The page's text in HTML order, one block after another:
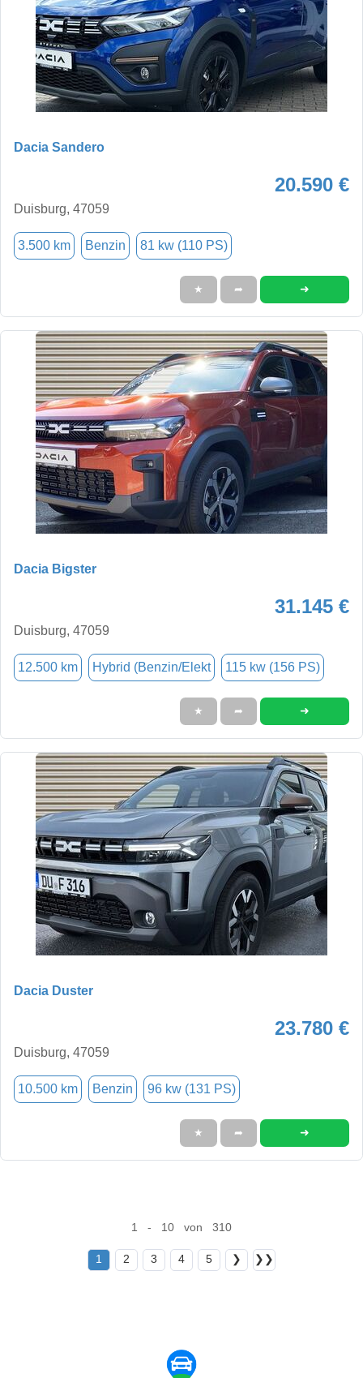
Dacia Sandero
20.590 €
Duisburg, 47059
3.500 km Benzin 81 kw (110 PS)
★ ➦ ➜
Dacia Bigster
31.145 €
Duisburg, 47059
12.500 km Hybrid (Benzin/Elekt 115 kw (156 PS)
★ ➦ ➜
Dacia Duster
23.780 €
Duisburg, 47059
10.500 km Benzin 96 kw (131 PS)
★ ➦ ➜
1 - 10 von 310
1 2 3 4 5 ❯ ❯❯